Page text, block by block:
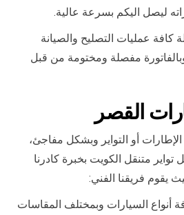
ليصل اليكم بسرعة عالية.
كافة عمليات التصليح والصيانة
مفصلة ومختومة من قبل
القصر
أو التواير وبشكل مفاجئ،
متنقل الكويت بخبرة كادرنا
يقوم فريقنا الفني:
أنواع السيارات وبمختلف المقاسات